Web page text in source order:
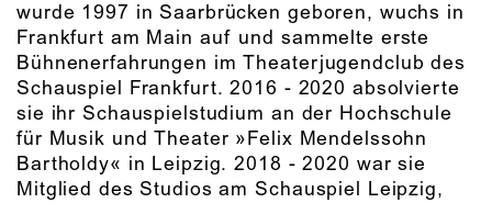
wurde 1997 in Saarbrücken geboren, wuchs in
Frankfurt am Main auf und sammelte erste
Bühnenerfahrungen im Theaterjugendclub des
Schauspiel Frankfurt. 2016 - 2020 absolvierte
sie ihr Schauspielstudium an der Hochschule
für Musik und Theater »Felix Mendelssohn
Bartholdy« in Leipzig. 2018 - 2020 war sie
Mitglied des Studios am Schauspiel Leipzig,